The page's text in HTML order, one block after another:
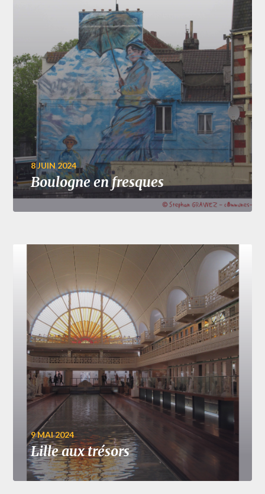
8 JUIN 2024
Boulogne en fresques
9 MAI 2024
Lille aux trésors